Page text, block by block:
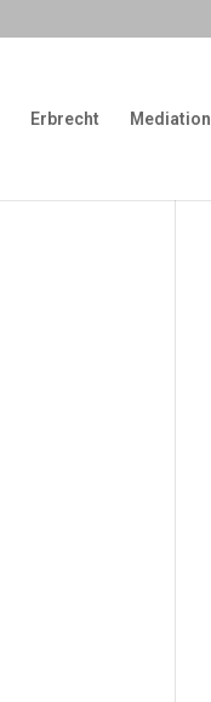
Erbrecht Mediation